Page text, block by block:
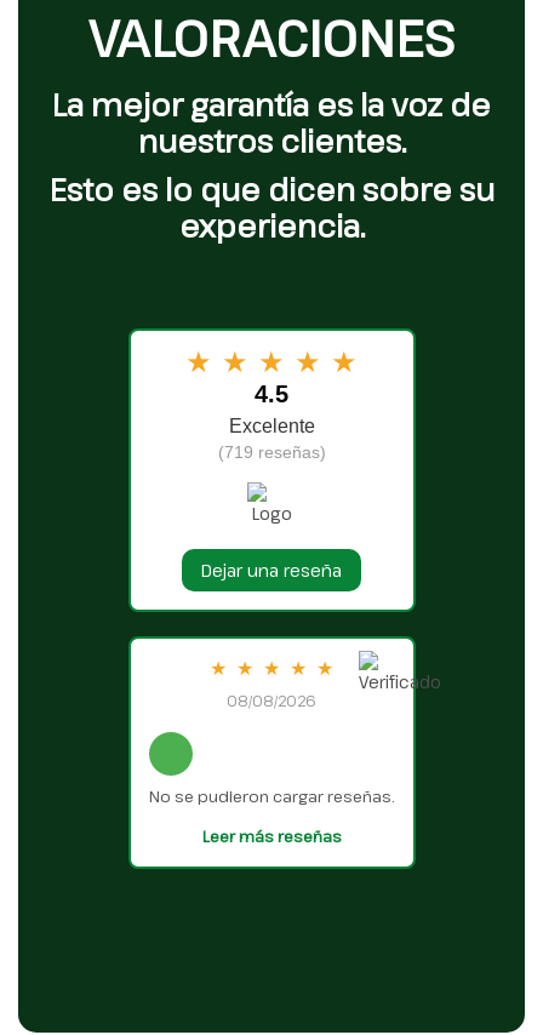
VALORACIONES
La mejor garantía es la voz de
nuestros clientes.
Esto es lo que dicen sobre su
experiencia.
★ ★ ★ ★ ★
4.5
Excelente
(719 reseñas)
Dejar una reseña
★ ★ ★ ★ ★
08/08/2026
No se pudieron cargar reseñas.
Leer más reseñas